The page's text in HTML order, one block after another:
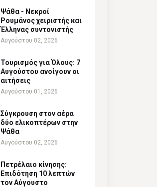
Ψάθα - Νεκροί
Ρουμάνος χειριστής και
Έλληνας συντονιστής
Αυγούστου 02, 2026
Τουρισμός για Όλους: 7
Αυγούστου ανοίγουν οι
αιτήσεις
Αυγούστου 01, 2026
Σύγκρουση στον αέρα
δύο ελικοπτέρων στην
Ψάθα
Αυγούστου 02, 2026
Πετρέλαιο κίνησης:
Επιδότηση 10 λεπτών
τον Αύγουστο